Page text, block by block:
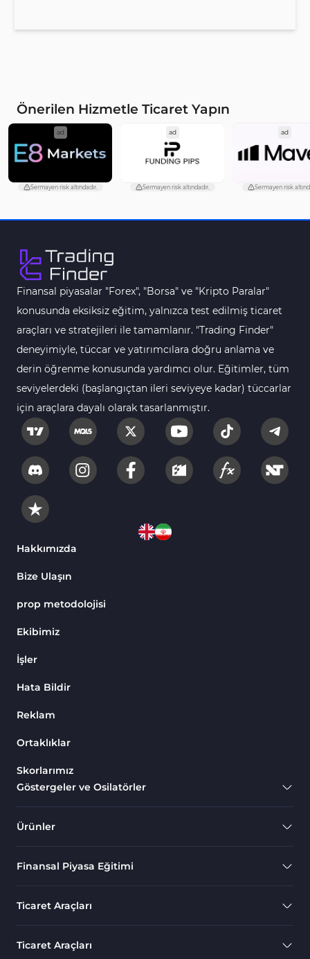
Önerilen Hizmetle Ticaret Yapın
ad
Sermayen risk altındadır.
ad
Sermayen risk altındadır.
ad
Sermayen risk
Finansal piyasalar "Forex", "Borsa" ve "Kripto Paralar"
konusunda eksiksiz eğitim, yalnızca test edilmiş ticaret
araçları ve stratejileri ile tamamlanır. "Trading Finder"
deneyimiyle, tüccar ve yatırımcılara doğru anlama ve
derin öğrenme konusunda yardımcı olur. Eğitimler, tüm
seviyelerdeki (başlangıçtan ileri seviyeye kadar) tüccarlar
için araçlara dayalı olarak tasarlanmıştır.
Hakkımızda
Bize Ulaşın
prop metodolojisi
Ekibimiz
İşler
Hata Bildir
Reklam
Ortaklıklar
Skorlarımız
Göstergeler ve Osilatörler
Ürünler
Finansal Piyasa Eğitimi
Ticaret Araçları
Ticaret Araçları